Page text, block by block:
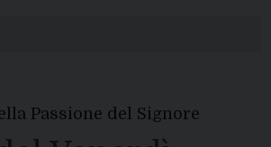
Passione del Signore